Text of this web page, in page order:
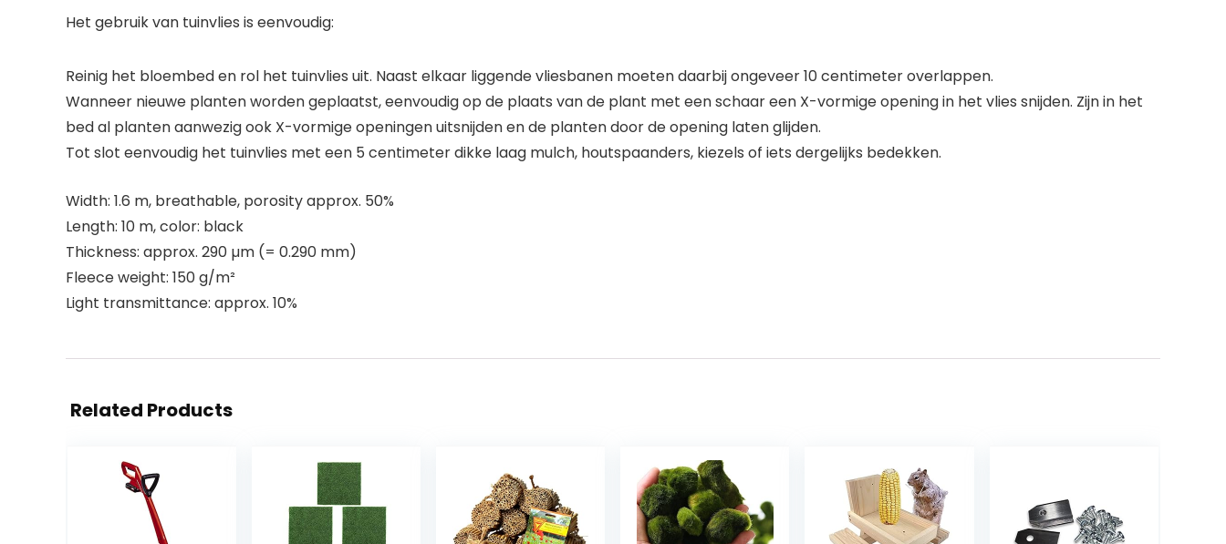
Het gebruik van tuinvlies is eenvoudig:
Reinig het bloembed en rol het tuinvlies uit. Naast elkaar liggende vliesbanen moeten daarbij ongeveer 10 centimeter overlappen.
Wanneer nieuwe planten worden geplaatst, eenvoudig op de plaats van de plant met een schaar een X-vormige opening in het vlies snijden. Zijn in het
bed al planten aanwezig ook X-vormige openingen uitsnijden en de planten door de opening laten glijden.
Tot slot eenvoudig het tuinvlies met een 5 centimeter dikke laag mulch, houtspaanders, kiezels of iets dergelijks bedekken.
Width: 1.6 m, breathable, porosity approx. 50%
Length: 10 m, color: black
Thickness: approx. 290 µm (= 0.290 mm)
Fleece weight: 150 g/m²
Light transmittance: approx. 10%
Related Products